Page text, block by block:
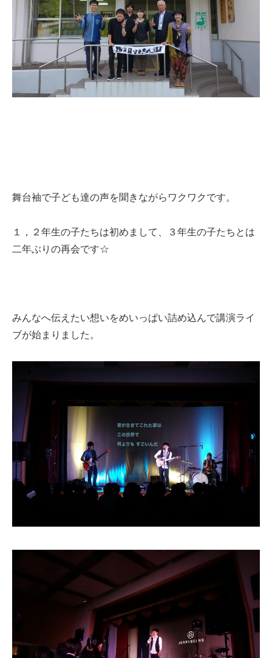
舞台袖で子ども達の声を聞きながらワクワクです。
１，２年生の子たちは初めまして、３年生の子たちとは
二年ぶりの再会です☆
みんなへ伝えたい想いをめいっぱい詰め込んで講演ライ
ブが始まりました。